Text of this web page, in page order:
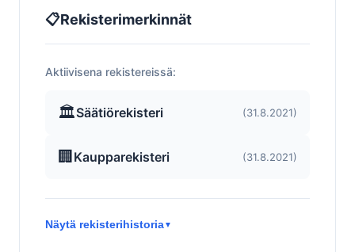
📋Rekisterimerkinnät
Aktiivisena rekistereissä:
🏛️Säätiörekisteri (31.8.2021)
🏢 Kaupparekisteri (31.8.2021)
Näytä rekisterihistoria▼